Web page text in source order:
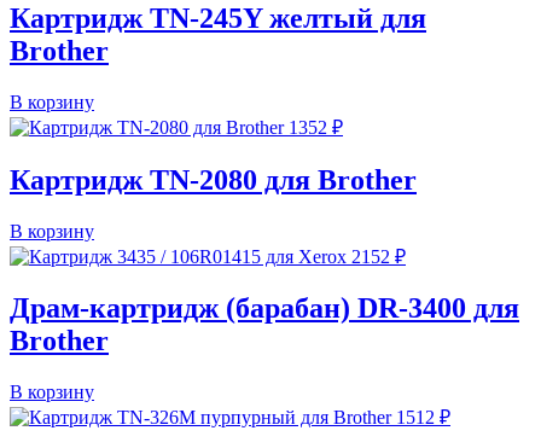
Картридж TN-245Y желтый для
Brother
В корзину
1352 ₽
Картридж TN-2080 для Brother
В корзину
2152 ₽
Драм-картридж (барабан) DR-3400 для
Brother
В корзину
1512 ₽